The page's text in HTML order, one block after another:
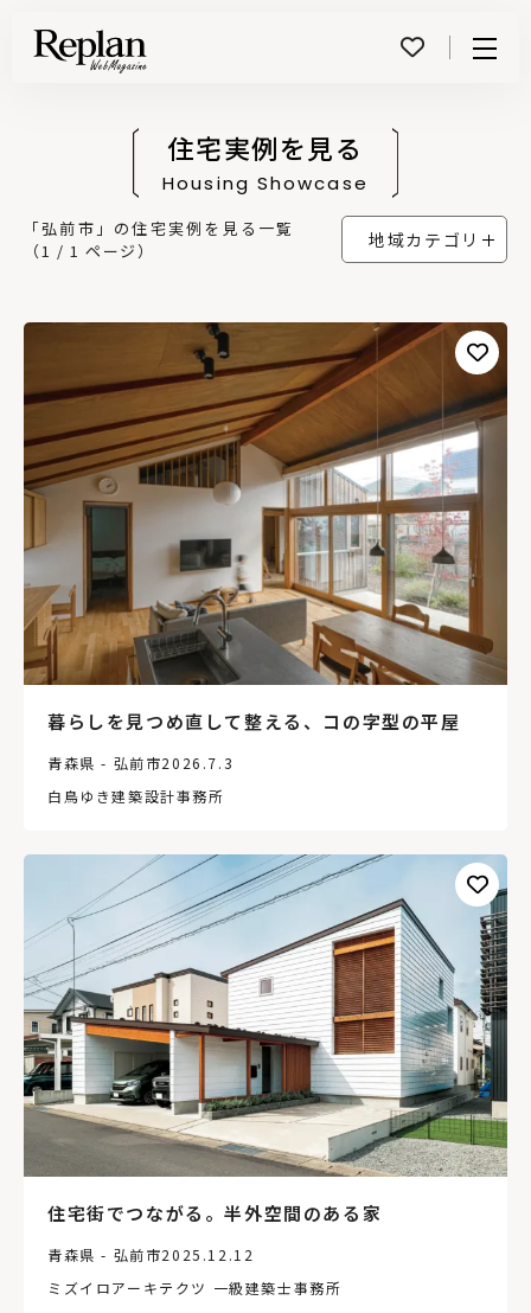
住宅実例を見る
Housing Showcase
「弘前市」の住宅実例を見る一覧
（1 / 1 ページ）
地域カテゴリ
暮らしを見つめ直して整える、コの字型の平屋
青森県 - 弘前市2026.7.3
白鳥ゆき建築設計事務所
住宅街でつながる。半外空間のある家
青森県 - 弘前市2025.12.12
ミズイロアーキテクツ 一級建築士事務所